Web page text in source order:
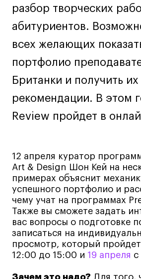
Лайфстайл
Навыки предпринимателя и
Онлайн
Маркетинг и генерация лидов
Фотография
Очно + онлайн
Все программы
Техникум
Специалист кино- и
Графический дизайнер
Цифровой маркетолог
Технолог-конструктор
Коммерческий фотограф
Все программы
разбор творческих
абитуриентов.
всех желающих
портфолио
Британки и получить их
рекомендации. В этом
Review пройдет в
12 апреля куратор
Art & Design Шон Кей на
примерах объяснит
успешного портфолио и
чему учат на программах
Также вы сможете задать
вас вопросы о подготовке
записаться на
просмотр, который пройдет
12:00 до 15:00 и 19 апреля с
Зачем это надо? Для того,